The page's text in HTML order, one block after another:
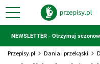
NEWSLETTER - Otrzymuj
Przepisy.pl Dania i przekąski